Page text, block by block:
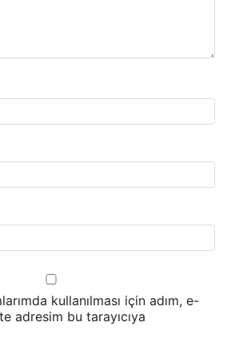
kullanılması için adım, e-
adresim bu tarayıcıya